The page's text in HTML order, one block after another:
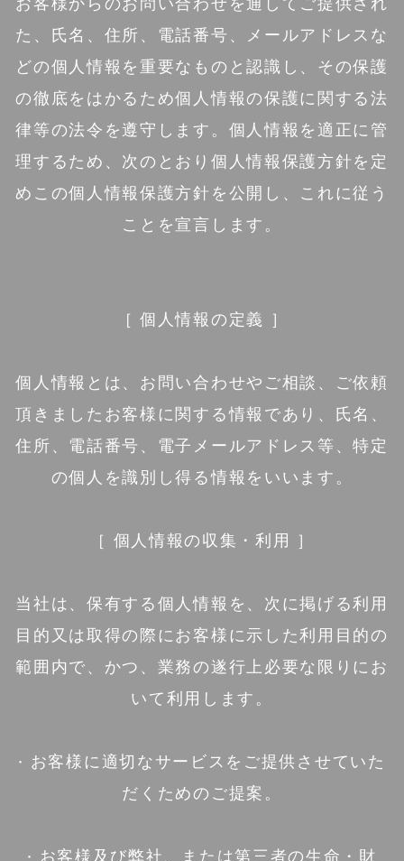
た、氏名、住所、電話番号、メールアドレスな
どの個人情報を重要なものと認識し、その保護
の徹底をはかるため個人情報の保護に関する法
律等の法令を遵守します。個人情報を適正に管
理するため、次のとおり個人情報保護方針を定
めこの個人情報保護方針を公開し、これに従う
ことを宣言します。
［ 個人情報の定義 ］
個人情報とは、お問い合わせやご相談、ご依頼
頂きましたお客様に関する情報であり、氏名、
住所、電話番号、電子メールアドレス等、特定
の個人を識別し得る情報をいいます。
［ 個人情報の収集・利用 ］
当社は、保有する個人情報を、次に掲げる利用
目的又は取得の際にお客様に示した利用目的の
範囲内で、かつ、業務の遂行上必要な限りにお
いて利用します。
· お客様に適切なサービスをご提供させていた
だくためのご提案。
· お客様及び弊社、または第三者の生命・財